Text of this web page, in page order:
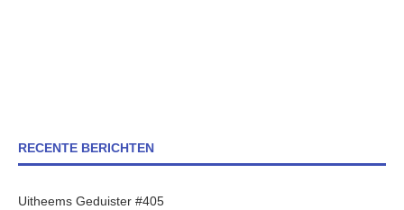
RECENTE BERICHTEN
Uitheems Geduister #405